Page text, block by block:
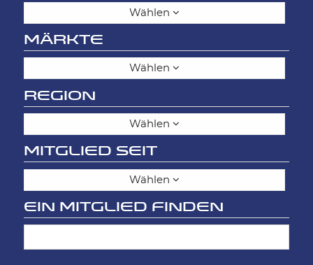
Wählen
MÄRKTE
Wählen
REGION
Wählen
MITGLIED SEIT
Wählen
EIN MITGLIED FINDEN